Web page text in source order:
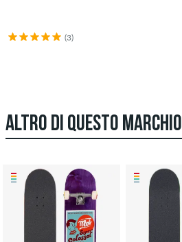
(3)
ALTRO DI QUESTO MARCHIO